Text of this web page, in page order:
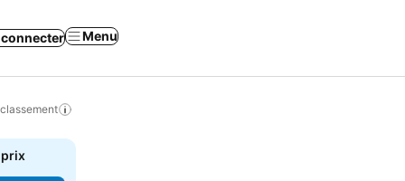
connecter Menu
prix